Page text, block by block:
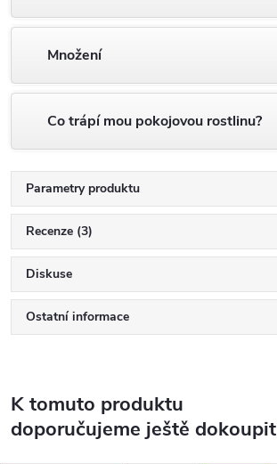
Množení
Co trápí mou pokojovou rostlinu?
Parametry produktu
Recenze (3)
Diskuse
Ostatní informace
K tomuto produktu
doporučujeme ještě dokoupit